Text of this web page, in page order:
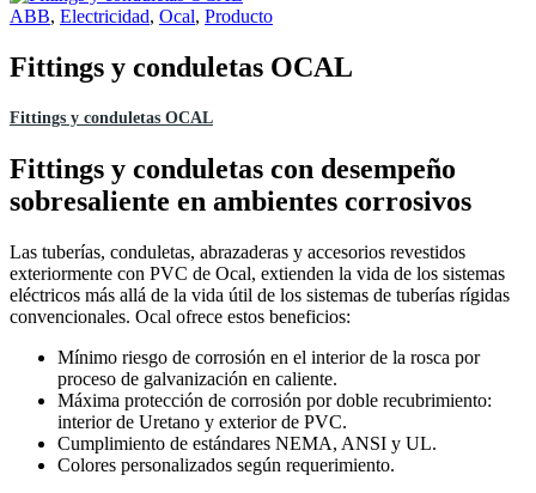
ABB, Electricidad, Ocal, Producto
Fittings y conduletas OCAL
Fittings y conduletas OCAL
Fittings y conduletas con desempeño
sobresaliente en ambientes corrosivos
Las tuberías, conduletas, abrazaderas y accesorios revestidos
exteriormente con PVC de Ocal, extienden la vida de los sistemas
eléctricos más allá de la vida útil de los sistemas de tuberías rígidas
convencionales. Ocal ofrece estos beneficios:
Mínimo riesgo de corrosión en el interior de la rosca por
proceso de galvanización en caliente.
Máxima protección de corrosión por doble recubrimiento:
interior de Uretano y exterior de PVC.
Cumplimiento de estándares NEMA, ANSI y UL.
Colores personalizados según requerimiento.